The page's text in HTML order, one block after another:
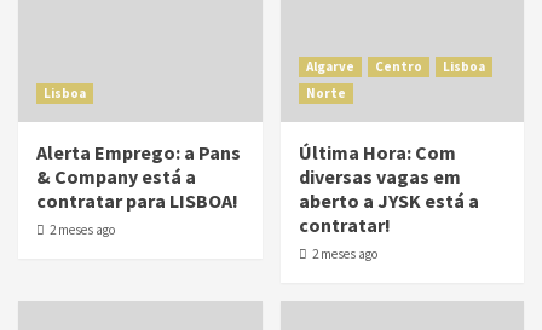
Lisboa
Alerta Emprego: a Pans
& Company está a
contratar para LISBOA!
2 meses ago
Algarve Centro
Lisboa
Norte
Última Hora: Com
diversas vagas em
aberto a JYSK está a
contratar!
2 meses ago